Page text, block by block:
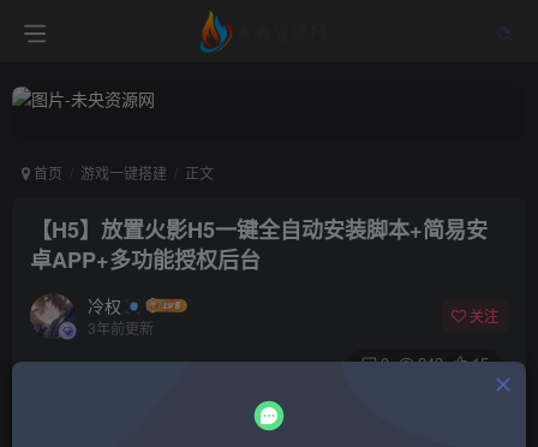
首页 游戏一键搭建 正文
【H5】放置火影H5一键全自动安装脚本+简易安
卓APP+多功能授权后台
冷权
3年前更新
关注
0 243 15